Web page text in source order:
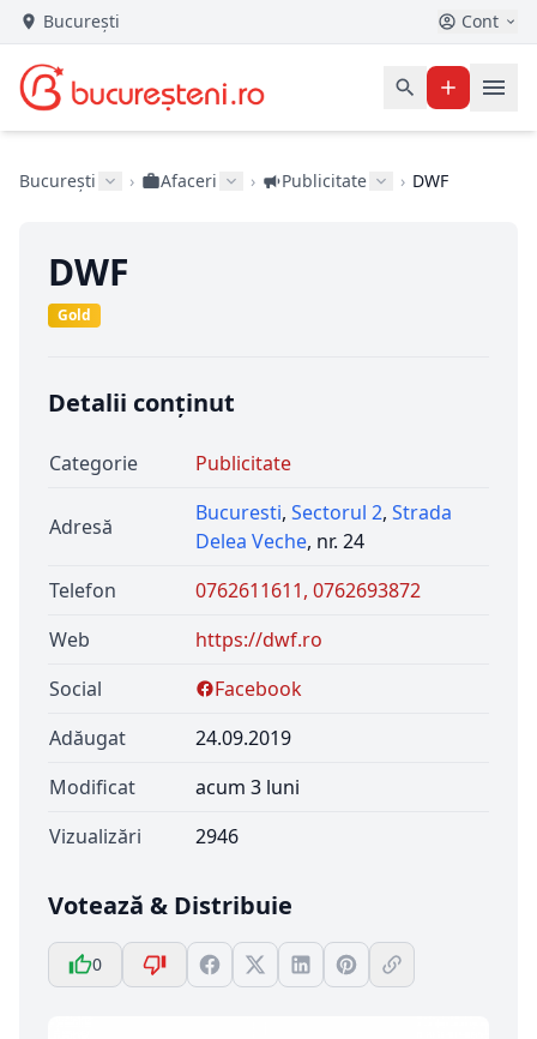
București Cont
București › Afaceri › Publicitate › DWF
DWF
Gold
Detalii conținut
Categorie Publicitate
Adresă
Bucuresti, Sectorul 2, Strada
Delea Veche, nr. 24
Telefon
0762611611, 0762693872
Web
https://dwf.ro
Social
Facebook
Adăugat
24.09.2019
Modificat
acum 3 luni
Vizualizări
2946
Votează & Distribuie
0